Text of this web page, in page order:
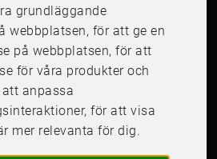
grundläggande
webbplatsen, för att ge en
på webbplatsen,för att
för våra produkter och
anpassa
,för att visa
mer relevanta för dig.
+Recensioner
Frame